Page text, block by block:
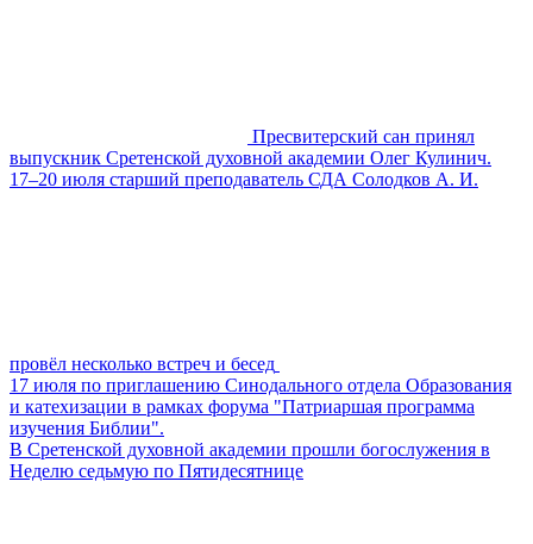
Пресвитерский сан принял
выпускник Сретенской духовной академии Олег Кулинич.
17–20 июля старший преподаватель СДА Солодков А. И.
провёл несколько встреч и бесед
17 июля по приглашению Синодального отдела Образования
и катехизации в рамках форума "Патриаршая программа
изучения Библии".
В Сретенской духовной академии прошли богослужения в
Неделю седьмую по Пятидесятнице